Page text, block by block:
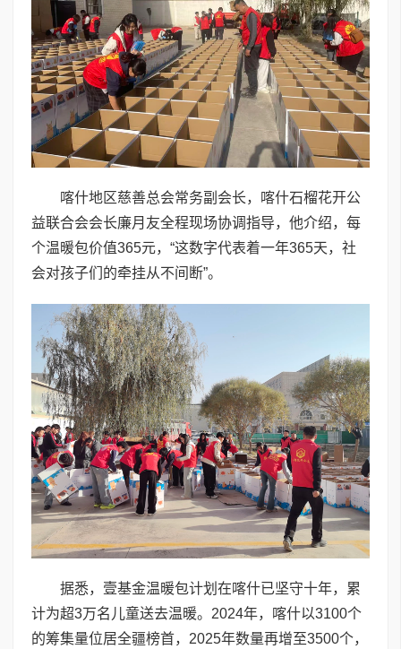
喀什地区慈善总会常务副会长，喀什石榴花开公
益联合会会长廉月友全程现场协调指导，他介绍，每
个温暖包价值365元，“这数字代表着一年365天，社
会对孩子们的牵挂从不间断”。
据悉，壹基金温暖包计划在喀什已坚守十年，累
计为超3万名儿童送去温暖。2024年，喀什以3100个
的筹集量位居全疆榜首，2025年数量再增至3500个，